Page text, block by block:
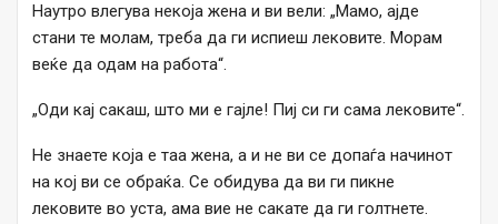
Наутро влегува некоја жена и ви вели: „Мамо, ајде
стани те молам, треба да ги испиеш лековите. Морам
веќе да одам на работа“.
„Оди кај сакаш, што ми е гајле! Пиј си ги сама лековите“.
Не знаете која е таа жена, а и не ви се допаѓа начинот
на кој ви се обраќа. Се обидува да ви ги пикне
лековите во уста, ама вие не сакате да ги голтнете.